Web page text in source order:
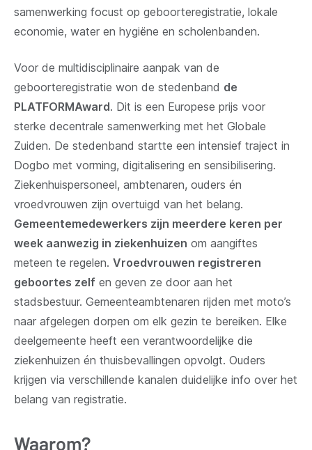
samenwerking focust op geboorteregistratie, lokale
economie, water en hygiëne en scholenbanden.
Voor de multidisciplinaire aanpak van de
geboorteregistratie won de stedenband de
PLATFORMAward. Dit is een Europese prijs voor
sterke decentrale samenwerking met het Globale
Zuiden. De stedenband startte een intensief traject in
Dogbo met vorming, digitalisering en sensibilisering.
Ziekenhuispersoneel, ambtenaren, ouders én
vroedvrouwen zijn overtuigd van het belang.
Gemeentemedewerkers zijn meerdere keren per
week aanwezig in ziekenhuizen om aangiftes
meteen te regelen. Vroedvrouwen registreren
geboortes zelf en geven ze door aan het
stadsbestuur. Gemeenteambtenaren rijden met moto’s
naar afgelegen dorpen om elk gezin te bereiken. Elke
deelgemeente heeft een verantwoordelijke die
ziekenhuizen én thuisbevallingen opvolgt. Ouders
krijgen via verschillende kanalen duidelijke info over het
belang van registratie.
Waarom?